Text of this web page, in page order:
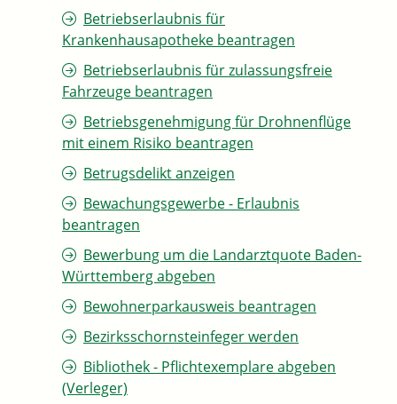
Betriebserlaubnis für
Krankenhausapotheke beantragen
Betriebserlaubnis für zulassungsfreie
Fahrzeuge beantragen
Betriebsgenehmigung für Drohnenflüge
mit einem Risiko beantragen
Betrugsdelikt anzeigen
Bewachungsgewerbe - Erlaubnis
beantragen
Bewerbung um die Landarztquote Baden-
Württemberg abgeben
Bewohnerparkausweis beantragen
Bezirksschornsteinfeger werden
Bibliothek - Pflichtexemplare abgeben
(Verleger)